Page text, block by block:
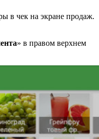
в чек на экране продаж.
» в правом верхнем